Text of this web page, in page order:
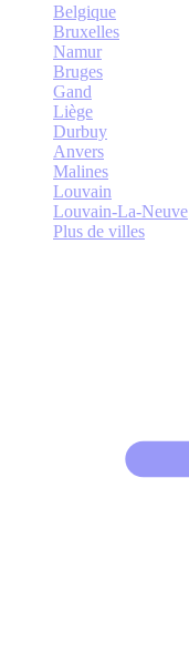
Belgique
Bruxelles
Namur
Bruges
Gand
Liège
Durbuy
Anvers
Malines
Louvain
Louvain-La-Neuve
Plus de villes